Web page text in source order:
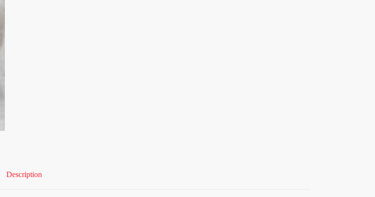
Description